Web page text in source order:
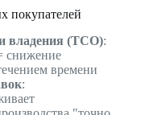
покупателей
владения (TCO):
снижение
времени
: